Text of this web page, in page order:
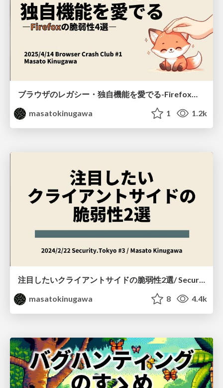
ブラウザのレガシー・独自機能を愛でる-Firefoxの脆弱性4選- / Browser Crash Club #1
masatokinugawa
1 1.2k
注目したいクライアントサイドの脆弱性2選/ Security.Tokyo #3
masatokinugawa
8 4.4k